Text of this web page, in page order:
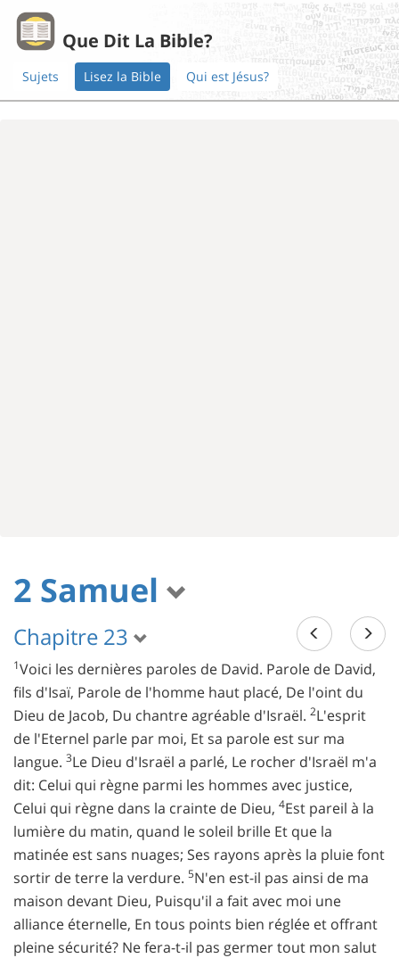
Que Dit La Bible?
Sujets Lisez la Bible Qui est Jésus?
2 Samuel
Chapitre 23
1Voici les dernières paroles de David. Parole de David,
fils d'Isaï, Parole de l'homme haut placé, De l'oint du
Dieu de Jacob, Du chantre agréable d'Israël. 2L'esprit
de l'Eternel parle par moi, Et sa parole est sur ma
langue. 3Le Dieu d'Israël a parlé, Le rocher d'Israël m'a
dit: Celui qui règne parmi les hommes avec justice,
Celui qui règne dans la crainte de Dieu, 4Est pareil à la
lumière du matin, quand le soleil brille Et que la
matinée est sans nuages; Ses rayons après la pluie font
sortir de terre la verdure. 5N'en est-il pas ainsi de ma
maison devant Dieu, Puisqu'il a fait avec moi une
alliance éternelle, En tous points bien réglée et offrant
pleine sécurité? Ne fera-t-il pas germer tout mon salut